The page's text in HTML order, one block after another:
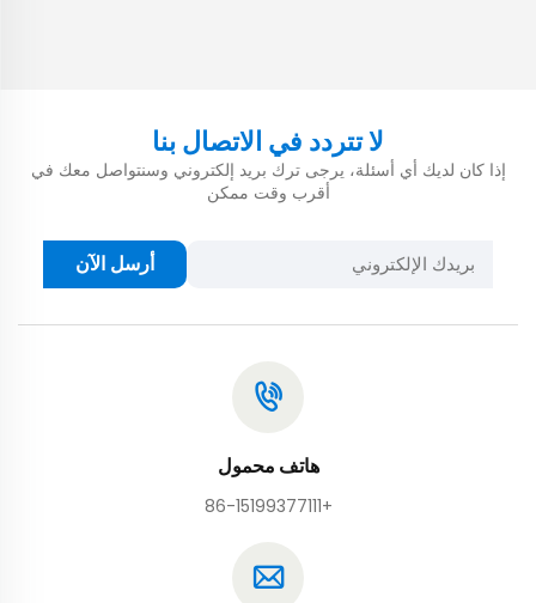
لا تتردد في الاتصال بنا
إذا كان لديك أي أسئلة، يرجى ترك بريد إلكتروني وسنتواصل معك في
أقرب وقت ممكن
أرسل الآن
هاتف محمول
+86-15199377111